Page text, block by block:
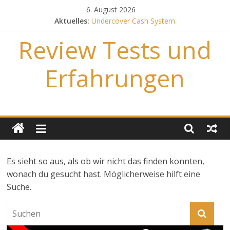
6. August 2026
Aktuelles:Undercover Cash System
Converapp
Convert Push
Review Tests und
Erfahrungen
Es sieht so aus, als ob wir nicht das finden konnten,
wonach du gesucht hast. Möglicherweise hilft eine
Suche.